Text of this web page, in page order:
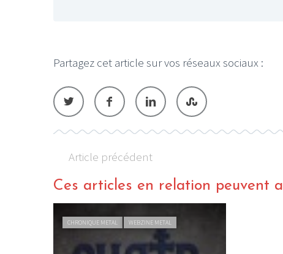
Partagez cet article sur vos réseaux sociaux :
Article précédent
Ces articles en relation peuvent
CHRONIQUE METAL WEBZINE METAL